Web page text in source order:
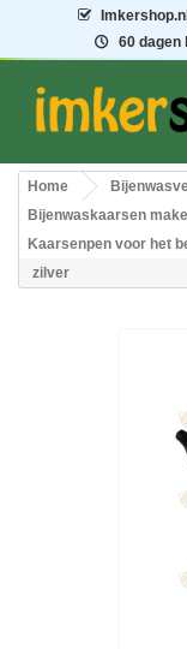
Imkershop.nl
60 dagen
Home
Bijenwaskaarsen
Kaarsenpen voor het
zilver